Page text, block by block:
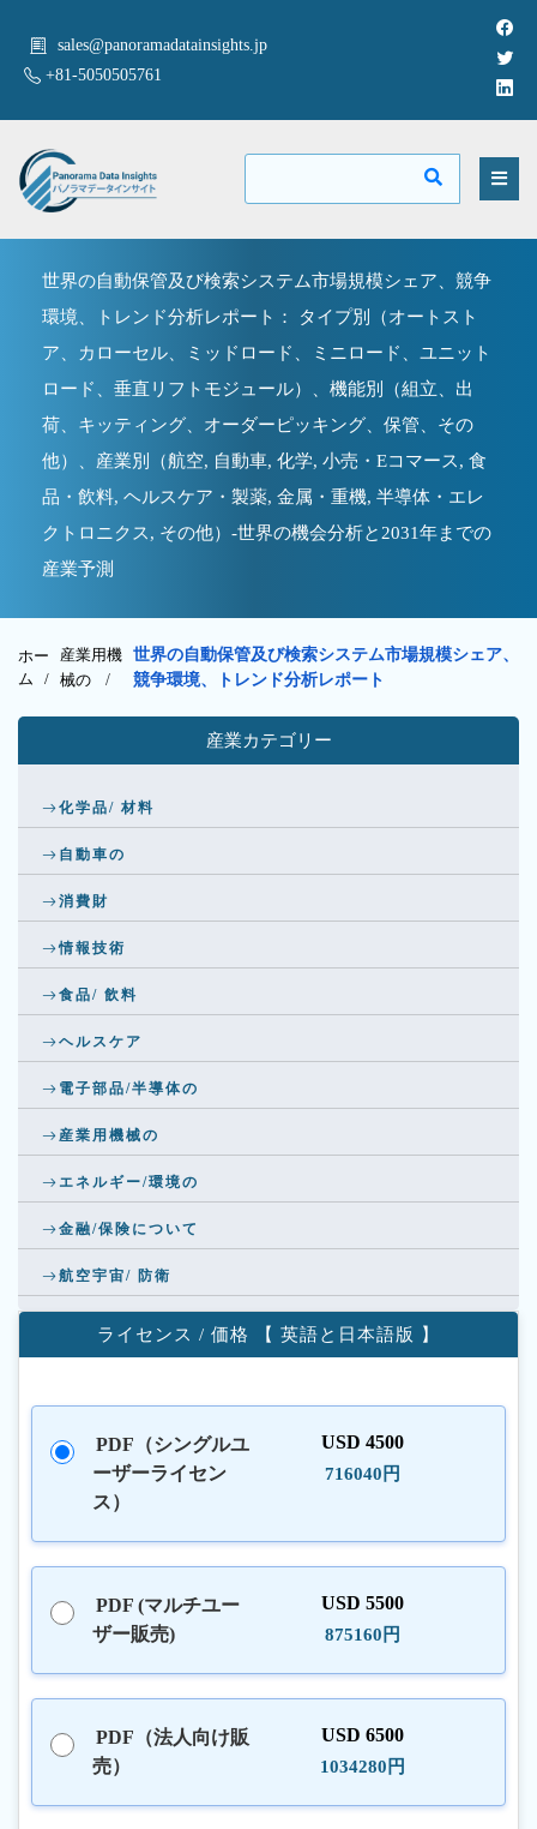
sales@panoramadatainsights.jp
+81-5050505761
世界の自動保管及び検索システム市場規模シェア、競争
環境、トレンド分析レポート： タイプ別（オートスト
ア、カローセル、ミッドロード、ミニロード、ユニット
ロード、垂直リフトモジュール）、機能別（組立、出
荷、キッティング、オーダーピッキング、保管、その
他）、産業別（航空, 自動車, 化学, 小売・Eコマース, 食
品・飲料, ヘルスケア・製薬, 金属・重機, 半導体・エレ
クトロニクス, その他）-世界の機会分析と2031年までの
産業予測
ホー
ム /
産業用機
械の/
世界の自動保管及び検索システム市場規模シェア、
競争環境、トレンド分析レポート
産業カテゴリー
化学品/ 材料
自動車の
消費財
情報技術
食品/ 飲料
ヘルスケア
電子部品/半導体の
産業用機械の
エネルギー/環境の
金融/保険について
航空宇宙/ 防衛
ライセンス / 価格 【 英語と日本語版 】
PDF（シングルユ
ーザーライセン
ス）
USD 4500
716040円
PDF (マルチユー
ザー販売)
USD 5500
875160円
PDF（法人向け販
売）
USD 6500
1034280円